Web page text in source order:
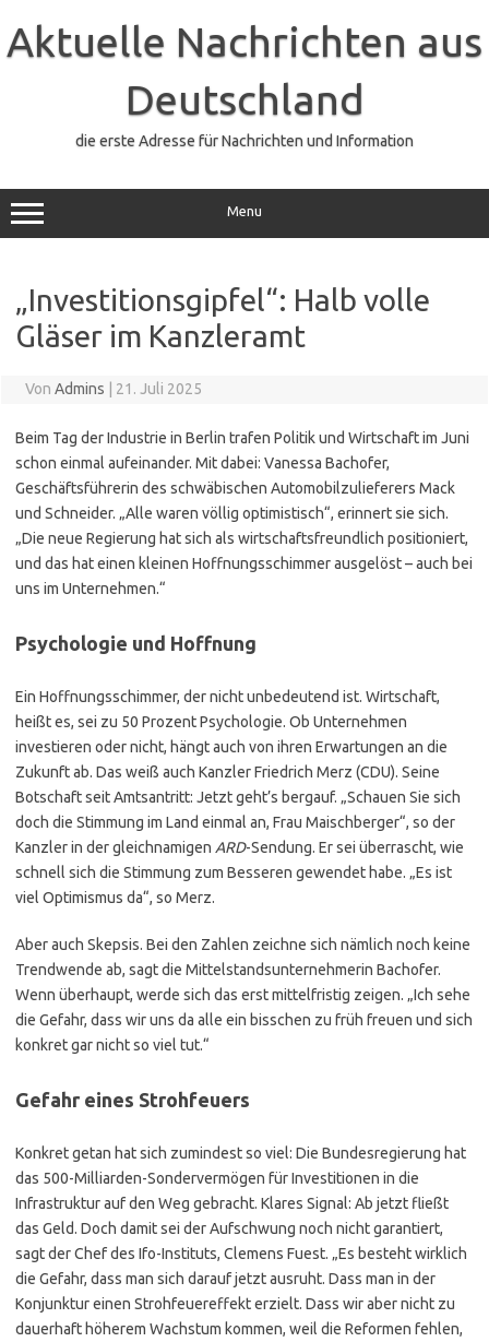
springen
Aktuelle Nachrichten aus
Deutschland
die erste Adresse für Nachrichten und Information
Menu
„Investitionsgipfel“: Halb volle
Gläser im Kanzleramt
Von Admins 21. Juli 2025
Beim Tag der Industrie in Berlin trafen Politik und Wirtschaft im Juni
schon einmal aufeinander. Mit dabei: Vanessa Bachofer,
Geschäftsführerin des schwäbischen Automobilzulieferers Mack
und Schneider. „Alle waren völlig optimistisch“, erinnert sie sich.
„Die neue Regierung hat sich als wirtschaftsfreundlich positioniert,
und das hat einen kleinen Hoffnungsschimmer ausgelöst – auch bei
uns im Unternehmen.“
Psychologie und Hoffnung
Ein Hoffnungsschimmer, der nicht unbedeutend ist. Wirtschaft,
heißt es, sei zu 50 Prozent Psychologie. Ob Unternehmen
investieren oder nicht, hängt auch von ihren Erwartungen an die
Zukunft ab. Das weiß auch Kanzler Friedrich Merz (CDU). Seine
Botschaft seit Amtsantritt: Jetzt geht’s bergauf. „Schauen Sie sich
doch die Stimmung im Land einmal an, Frau Maischberger“, so der
Kanzler in der gleichnamigen ARD-Sendung. Er sei überrascht, wie
schnell sich die Stimmung zum Besseren gewendet habe. „Es ist
viel Optimismus da“, so Merz.
Aber auch Skepsis. Bei den Zahlen zeichne sich nämlich noch keine
Trendwende ab, sagt die Mittelstandsunternehmerin Bachofer.
Wenn überhaupt, werde sich das erst mittelfristig zeigen. „Ich sehe
die Gefahr, dass wir uns da alle ein bisschen zu früh freuen und sich
konkret gar nicht so viel tut.“
Gefahr eines Strohfeuers
Konkret getan hat sich zumindest so viel: Die Bundesregierung hat
das 500-Milliarden-Sondervermögen für Investitionen in die
Infrastruktur auf den Weg gebracht. Klares Signal: Ab jetzt fließt
das Geld. Doch damit sei der Aufschwung noch nicht garantiert,
sagt der Chef des Ifo-Instituts, Clemens Fuest. „Es besteht wirklich
die Gefahr, dass man sich darauf jetzt ausruht. Dass man in der
Konjunktur einen Strohfeuereffekt erzielt. Dass wir aber nicht zu
dauerhaft höherem Wachstum kommen, weil die Reformen fehlen,